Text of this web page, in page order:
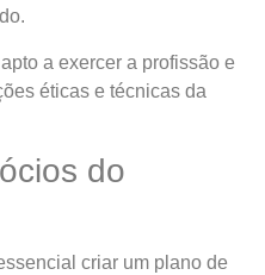
a exercer a profissão e
éticas e técnicas da
do
criar um plano de